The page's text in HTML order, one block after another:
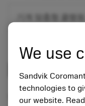
Fuji
Tool holder
We use
Sandvik
technologies to
our website.